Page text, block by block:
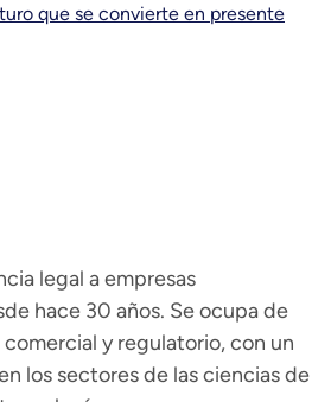
que se convierte en presente
legal a empresas
hace 30 años. Se ocupa de
y regulatorio, con un
los sectores de las ciencias de